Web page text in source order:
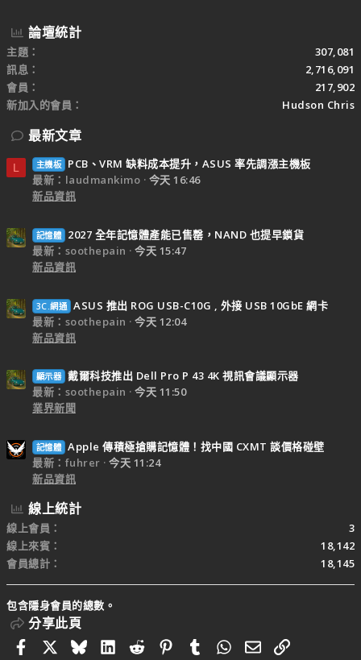
論壇統計
主題
307,081
訊息
2,716,091
會員
217,902
新加入的會員
Hudson Chris
最新文章
L 主機板
PCB、VRM 缺料成本提升，ASUS 率先調漲主機板
最新：laudmankimo
今天 16:46
新品資訊
記憶體
2027 全年記憶體產能已售罄，NAND 也提早鎖貨
最新：soothepain
今天 15:47
新品資訊
3C.網通 ASUS 推出 ROG USB-C10G , 外接 USB 10GbE 網卡
最新：soothepain
今天 12:04
新品資訊
顯示器 戴爾科技推出 Dell Pro P 43 4K 視訊會議顯示器
最新：soothepain
今天 11:50
業界新聞
記憶體 Apple 傳積極搶購記憶體！找中國 CXMT 談價格碰壁
最新：fuhrer
今天 11:24
新品資訊
線上統計
線上會員
3
線上來賓
18,142
會員總計
18,145
包含隱身會員的總數。
分享此頁
FacebookBlueskyLinkedIn
RedditPinterestTumblrWhatsApp
電子郵件
連結